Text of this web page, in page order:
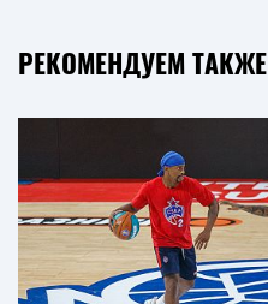
РЕКОМЕНДУЕМ ТАКЖЕ